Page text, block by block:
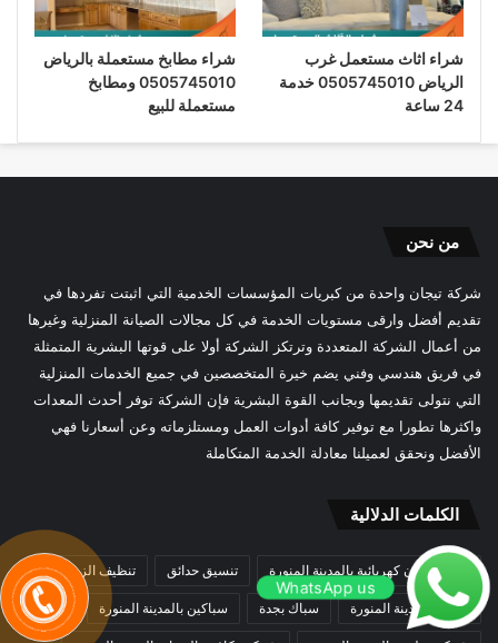
شراء اثاث مستعمل غرب
الرياض 0505745010 خدمة
24 ساعة
شراء مطابخ مستعملة بالرياض
0505745010 ومطابخ
مستعملة للبيع
من نحن
شركة تيجان واحدة من كبريات المؤسسات الخدمية التي اثبتت تفردها في
تقديم أفضل وارقى مستويات الخدمة في كل مجالات الصيانة المنزلية وغيرها
من أعمال الشركة المتعددة وترتكز الشركة أولا على قوتها البشرية المتمثلة
في فريق هندسي وفني يضم خيرة المتخصصين في جميع الخدمات المنزلية
التي نتولى تقديمها وبجانب القوة البشرية فإن الشركة توفر أحدث المعدات
واكثرها تطورا مع توفير كافة أدوات العمل ومستلزماته وعن أسعارنا فهي
الأفضل ونحقق لعميلنا معادلة الخدمة المتكاملة
الكلمات الدلالية
اصلاح افران كهربائية بالمدينة المنورة تنسيق حدائق تنظيف الزجاج
سباك بالمدينة المنورة سباك بجدة سباكين بالمدينة المنورة
WhatsApp us